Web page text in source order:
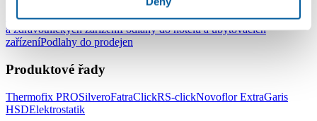
Podlahy do kanceláříPodlahy do škol a školekPodlahy do nemocnic
a zdravotnických zařízeníPodlahy do hotelů a ubytovacích
zařízeníPodlahy do prodejen
Produktové řady
Thermofix PROSilveroFatraClickRS-clickNovoflor ExtraGaris
HSDElektrostatik